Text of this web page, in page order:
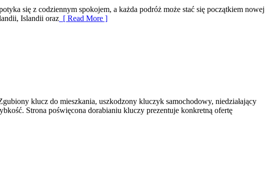
się z codziennym spokojem, a każda podróż może stać się początkiem nowej
Islandii oraz [ Read More ]
klucz do mieszkania, uszkodzony kluczyk samochodowy, niedziałający
Strona poświęcona dorabianiu kluczy prezentuje konkretną ofertę